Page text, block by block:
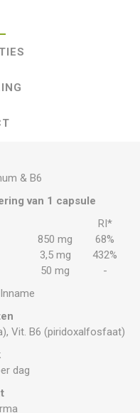
& B6
van 1 capsule
RI*
850 mg
68%
3,5 mg
432%
50 mg
-
Vit. B6 (piridoxalfosfaat)
dag